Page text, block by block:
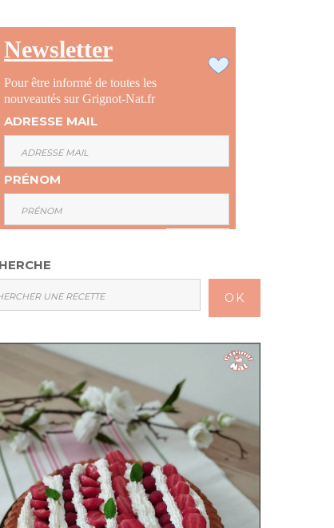
Newsletter
Pour être informé de toutes les
nouveautés sur Grignot-Nat.fr
ADRESSE MAIL
PRÉNOM
OK